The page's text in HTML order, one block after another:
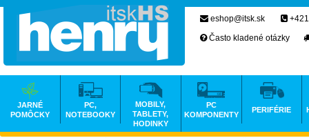
eshop@itsk.sk
Často kladené otázky
JARNÉ
POMÔCKY
PC,
NOTEBOOKY
MOBILY,
TABLETY,
HODINKY
PC
KOMPONENTY
PERIFÉRIE